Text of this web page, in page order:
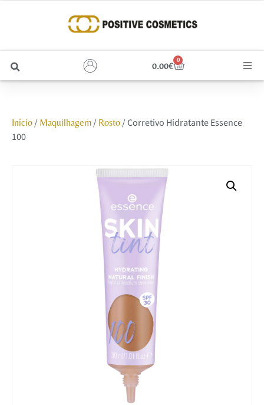
0.00€
0
Unhas
Início/ Maquilhagem/ Rosto/ Corretivo Hidratante Essence
100